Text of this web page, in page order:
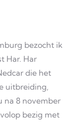
bezocht ik
Har. Har
die het
uitbreiding,
na 8 november
bezig met